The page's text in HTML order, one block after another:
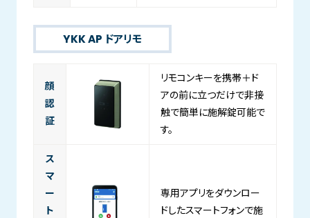
YKK AP ドアリモ
顔
認
証
リモコンキーを携帯＋ド
アの前に立つだけで非接
触で簡単に施解錠可能で
す。
ス
マ
ー
ト
専用アプリをダウンロー
ドしたスマートフォンで施